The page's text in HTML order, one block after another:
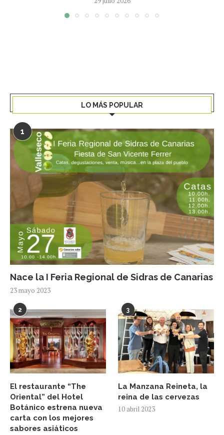
LO MÁS POPULAR
1
Nace la I Feria Regional de Sidras de Canarias
23 mayo 2023
2
El restaurante “The
Oriental” del Hotel
Botánico estrena nueva
carta con los mejores
sabores asiáticos
3
La Manzana Reineta, la
reina de las cervezas
10 abril 2023